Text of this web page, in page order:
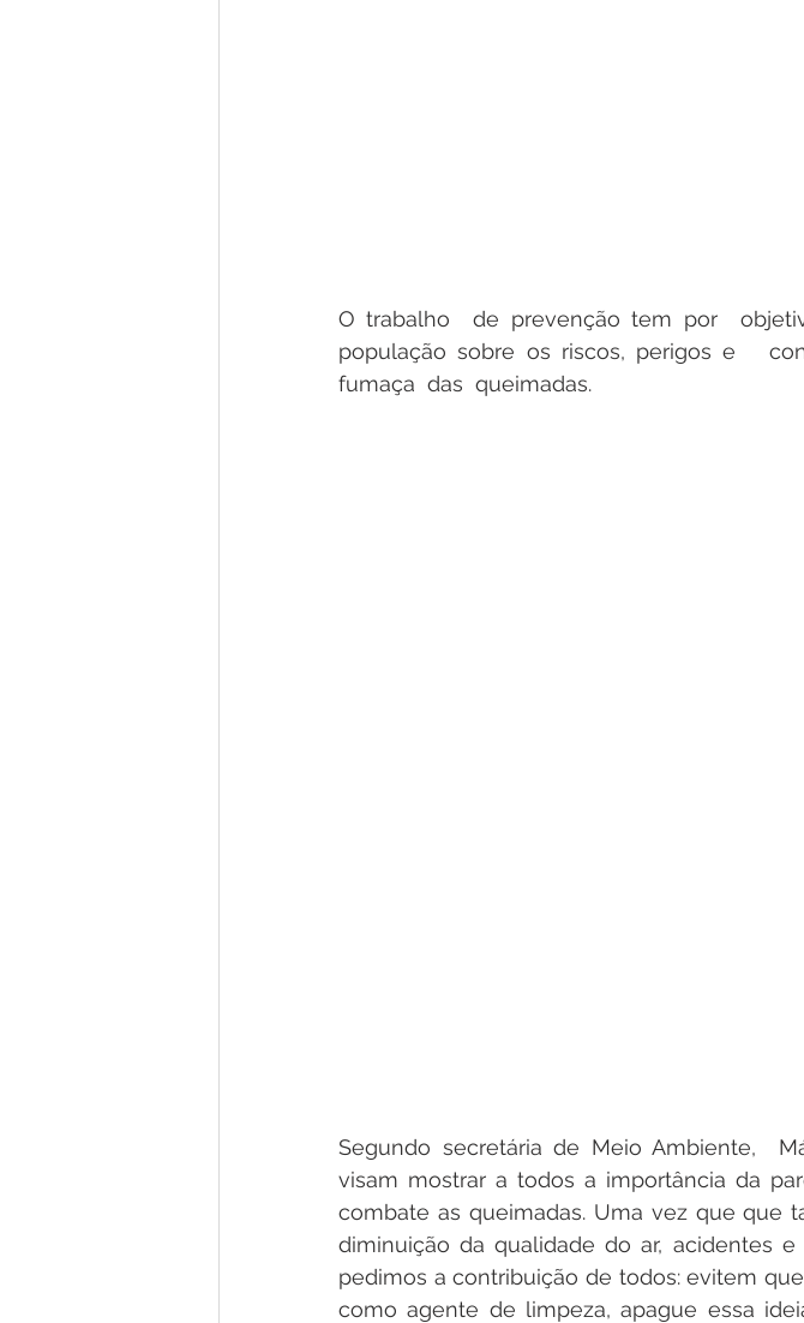
O trabalho  de prevenção tem por
população sobre os riscos, perigos e
fumaça  das  queimadas.
Segundo secretária de Meio Ambiente,
visam mostrar a todos a importância da
combate as queimadas. Uma vez que que
diminuição da qualidade do ar, acidentes
pedimos a contribuição de todos: evitem
como agente de limpeza, apague essa